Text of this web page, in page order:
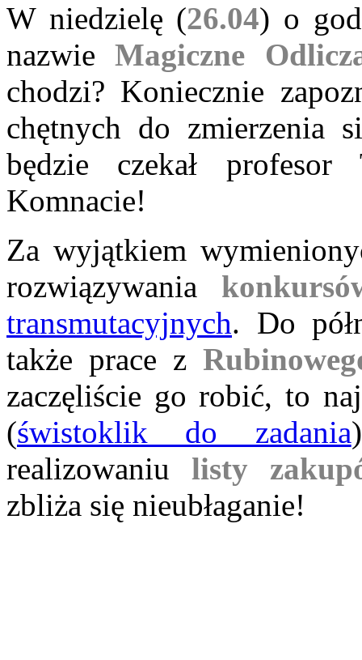
W niedzielę (26.04) o
nazwieMagiczne
chodzi? Koniecznie
chętnych do zmierzenia
będzie czekał profesor
Komnacie!
Za wyjątkiem
rozwiązywania
transmutacyjnych. Do
także prace z
zaczęliście go robić, to
(świstoklik do zadania
realizowaniu listy
zbliża się nieubłaganie!